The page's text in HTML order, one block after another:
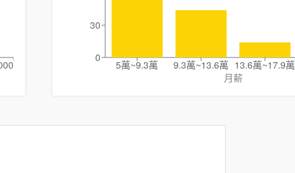
5萬~9.3萬 9.3萬~13.6萬 13.6萬~17.9萬
月薪
0
30